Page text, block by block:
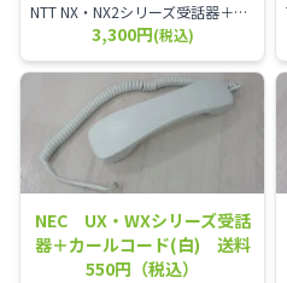
NTT NX・NX2シリーズ受話器＋カールコード
3,300円(税込)
NEC UX・WXシリーズ受話
器＋カールコード(白) 送料
550円（税込）